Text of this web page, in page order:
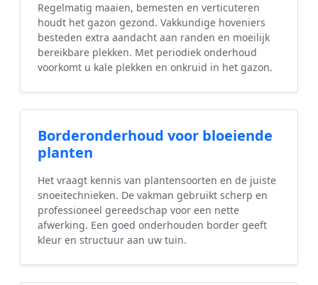
Regelmatig maaien, bemesten en verticuteren
houdt het gazon gezond. Vakkundige hoveniers
besteden extra aandacht aan randen en moeilijk
bereikbare plekken. Met periodiek onderhoud
voorkomt u kale plekken en onkruid in het gazon.
Borderonderhoud voor bloeiende
planten
Het vraagt kennis van plantensoorten en de juiste
snoeitechnieken. De vakman gebruikt scherp en
professioneel gereedschap voor een nette
afwerking. Een goed onderhouden border geeft
kleur en structuur aan uw tuin.